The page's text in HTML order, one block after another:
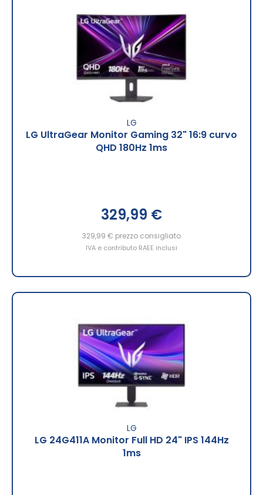
LG
LG UltraGear Monitor Gaming 32" 16:9 curvo
QHD 180Hz 1ms
329,99 €
329,99 € prezzo consigliato
IVA e contributo RAEE inclusi
LG
LG 24G411A Monitor Full HD 24" IPS 144Hz
1ms